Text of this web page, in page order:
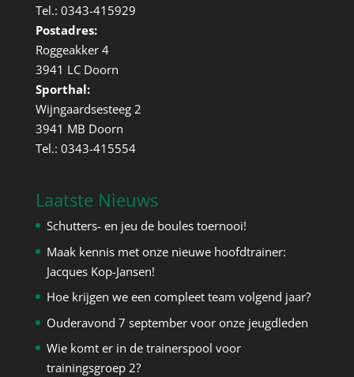
Tel.: 0343-415929
Postadres:
Roggeakker 4
3941 LC Doorn
Sporthal:
Wijngaardsesteeg 2
3941 MB Doorn
Tel.: 0343-415554
Laatste Nieuws
Schutters- en jeu de boules toernooi!
Maak kennis met onze nieuwe hoofdtrainer:
Jacques Kop-Jansen!
Hoe krijgen we een compleet team volgend jaar?
Ouderavond 7 september voor onze jeugdleden
Wie komt er in de trainerspool voor
trainingsgroep 2?